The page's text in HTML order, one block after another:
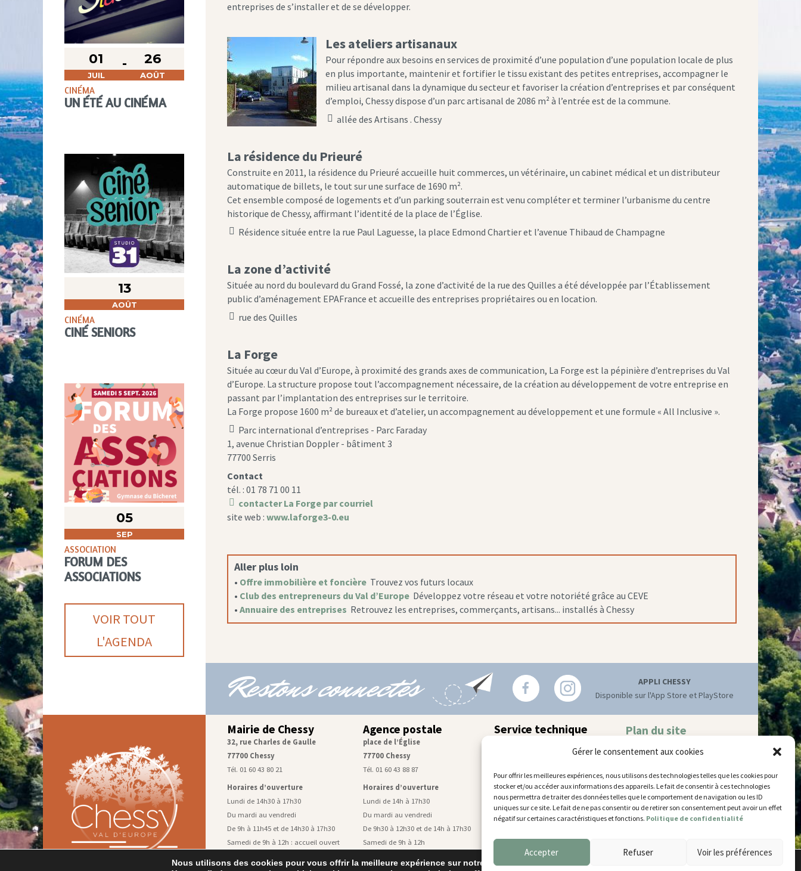
Gérer le consentement aux cookies
Pour offrir les meilleures expériences, nous utilisons des technologies telles que les cookies pour
stocker et/ou accéder aux informations des appareils. Le fait de consentir à ces technologies
nous permettra de traiter des données telles que le comportement de navigation ou les ID
uniques sur ce site. Le fait de ne pas consentir ou de retirer son consentement peut avoir un effet
négatif sur certaines caractéristiques et fonctions. Politique de confidentialité
Accepter Refuser Voir les préférences
01
JUIL
26
AOÛT
CINÉMA
UN ÉTÉ AU CINÉMA
13
AOÛT
CINÉMA
CINÉ SENIORS
05
SEP
ASSOCIATION
FORUM DES
ASSOCIATIONS
VOIR TOUT
L'AGENDA
entreprises de s’installer et de se développer.
Les ateliers artisanaux
Pour répondre aux besoins en services de proximité d’une population d’une population locale de plus
en plus importante, maintenir et fortifier le tissu existant des petites entreprises, accompagner le
milieu artisanal dans la dynamique du secteur et favoriser la création d’entreprises et par conséquent
d’emploi, Chessy dispose d’un parc artisanal de 2086 m² à l’entrée est de la commune.
allée des Artisans . Chessy
La résidence du Prieuré
Construite en 2011, la résidence du Prieuré accueille huit commerces, un vétérinaire, un cabinet médical et un distributeur
automatique de billets, le tout sur une surface de 1690 m².
Cet ensemble composé de logements et d’un parking souterrain est venu compléter et terminer l’urbanisme du centre
historique de Chessy, affirmant l’identité de la place de l’Église.
Résidence située entre la rue Paul Laguesse, la place Edmond Chartier et l’avenue Thibaud de Champagne
La zone d’activité
Située au nord du boulevard du Grand Fossé, la zone d’activité de la rue des Quilles a été développée par l’Établissement
public d’aménagement EPAFrance et accueille des entreprises propriétaires ou en location.
rue des Quilles
La Forge
Située au cœur du Val d’Europe, à proximité des grands axes de communication, La Forge est la pépinière d’entreprises du Val
d’Europe. La structure propose tout l’accompagnement nécessaire, de la création au développement de votre entreprise en
passant par l’implantation des entreprises sur le territoire.
La Forge propose 1600 m² de bureaux et d’atelier, un accompagnement au développement et une formule « All Inclusive ».
location
icon
Parc international d’entreprises - Parc Faraday
1, avenue Christian Doppler - bâtiment 3
77700 Serris
Contact
tél. : 01 78 71 00 11
message
icon
contacter La Forge par courriel
site web : www.laforge3-0.eu
Aller plus loin
• Offre immobilière et foncière Trouvez vos futurs locaux
• Club des entrepreneurs du Val d’Europe Développez votre réseau et votre notoriété grâce au CEVE
• Annuaire des entreprises Retrouvez les entreprises, commerçants, artisans... installés à Chessy
Restons connectés
APPLI CHESSY
Disponible sur l'App Store et PlayStore
Mairie de Chessy
32, rue Charles de Gaulle
77700 Chessy
Tél. 01 60 43 80 21
Horaires d’ouverture
Lundi de 14h30 à 17h30
Du mardi au vendredi
De 9h à 11h45 et de 14h30 à 17h30
Samedi de 9h à 12h : accueil ouvert
Agence postale
place de l’Église
77700 Chessy
Tél. 01 60 43 88 87
Horaires d’ouverture
Lundi de 14h à 17h30
Du mardi au vendredi
De 9h30 à 12h30 et de 14h à 17h30
Samedi de 9h à 12h
Service technique
77700 Chessy
Horaires d’ouverture
Lundi, mardi et jeudi
De 9h à 11h45 et de 14h30 à 17h30
Vendredi de 14h30 à 17h
Plan du site
Accessibilité
Gestion des cookies
Nous utilisons des cookies pour vous offrir la meilleure expérience sur notre site.
Accepter